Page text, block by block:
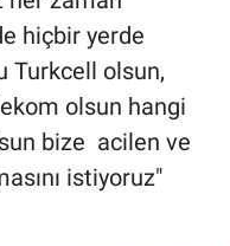
hiçbir yerde
Turkcell olsun,
olsun hangi
bize acilen ve
istiyoruz"